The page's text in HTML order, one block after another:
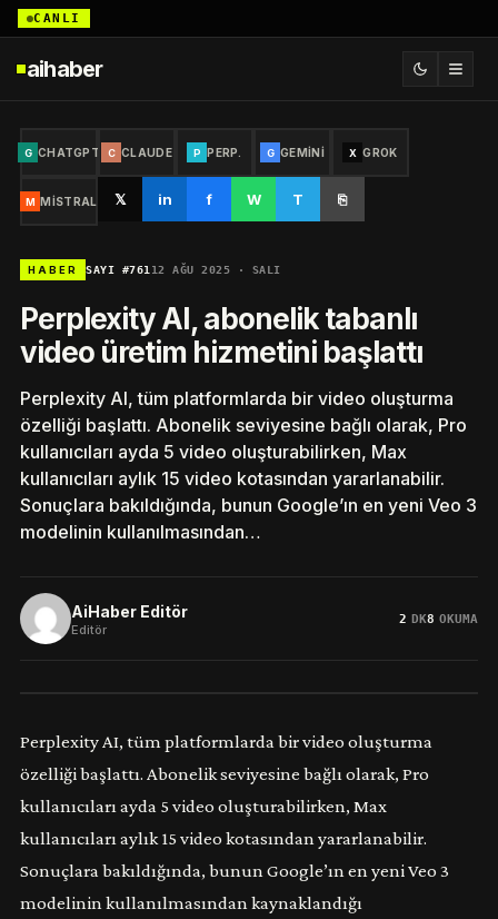
CANLI
aihaber
G CHATGPT C CLAUDE P PERP. G GEMINI X GROK
M MISTRAL 𝕏 in f W T ⎘
HABER SAYI #761 12 AĞU 2025 · SALI
Perplexity AI, abonelik tabanlı
video üretim hizmetini başlattı
Perplexity AI, tüm platformlarda bir video oluşturma
özelliği başlattı. Abonelik seviyesine bağlı olarak, Pro
kullanıcıları ayda 5 video oluşturabilirken, Max
kullanıcıları aylık 15 video kotasından yararlanabilir.
Sonuçlara bakıldığında, bunun Google’ın en yeni Veo 3
modelinin kullanılmasından…
AiHaber Editör
Editör
2 DK8 OKUMA
Perplexity AI, tüm platformlarda bir video oluşturma
özelliği başlattı. Abonelik seviyesine bağlı olarak, Pro
kullanıcıları ayda 5 video oluşturabilirken, Max
kullanıcıları aylık 15 video kotasından yararlanabilir.
Sonuçlara bakıldığında, bunun Google’ın en yeni Veo 3
modelinin kullanılmasından kaynaklandığı